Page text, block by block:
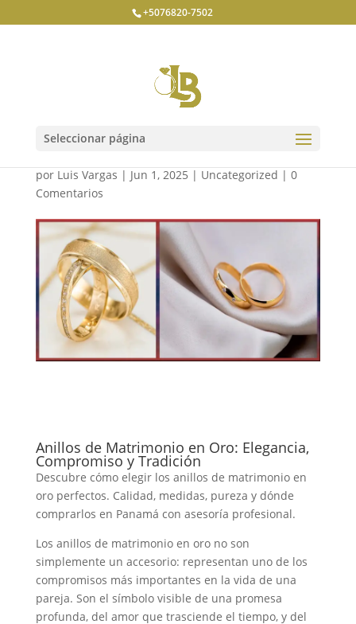
+5076820-7502
Seleccionar página
Oro
por Luis Vargas | Jun 1, 2025 | Uncategorized | 0
Comentarios
Anillos de Matrimonio en Oro: Elegancia,
Compromiso y Tradición
Descubre cómo elegir los anillos de matrimonio en
oro perfectos. Calidad, medidas, pureza y dónde
comprarlos en Panamá con asesoría profesional.
Los anillos de matrimonio en oro no son
simplemente un accesorio: representan uno de los
compromisos más importantes en la vida de una
pareja. Son el símbolo visible de una promesa
profunda, del amor que trasciende el tiempo, y del